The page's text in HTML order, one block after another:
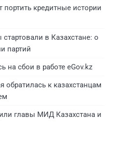
кредитные истории
в Казахстане: о
партий
на сбои в работе eGov.kz
обратилась к казахстанцам
главы МИД Казахстана и